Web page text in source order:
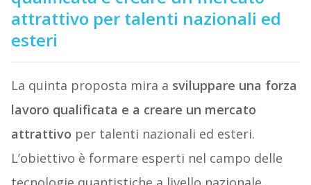
attrattivo per talenti nazionali ed
esteri
La quinta proposta mira a sviluppare una forza
lavoro qualificata e a creare un mercato
attrattivo per talenti nazionali ed esteri.
L’obiettivo è formare esperti nel campo delle